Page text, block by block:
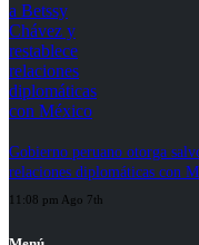
Gobierno peruano otorga
relaciones diplomáticas con
11:08 pm Ago 7th